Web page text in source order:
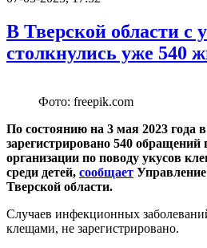
В Тверской области с
столкнулись уже 540
Фото: freepik.com
По состоянию на 3 мая 2023 года
зарегистрировано 540
организации по поводу укусов
среди детей, сообщает Управление
Тверской области.
Случаев инфекционных
клещами, не зарегистрировано.